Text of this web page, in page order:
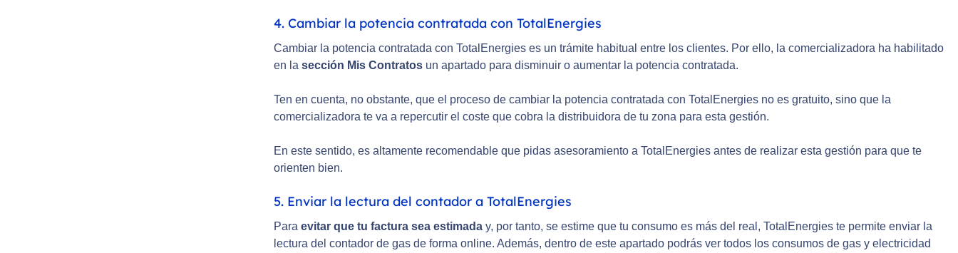
4. Cambiar la potencia contratada con TotalEnergies
Cambiar la potencia contratada con TotalEnergies es un trámite habitual entre los clientes. Por ello, la comercializadora ha habilitado
en la sección Mis Contratos un apartado para disminuir o aumentar la potencia contratada.
Ten en cuenta, no obstante, que el proceso de cambiar la potencia contratada con TotalEnergies no es gratuito, sino que la
comercializadora te va a repercutir el coste que cobra la distribuidora de tu zona para esta gestión.
En este sentido, es altamente recomendable que pidas asesoramiento a TotalEnergies antes de realizar esta gestión para que te
orienten bien.
5. Enviar la lectura del contador a TotalEnergies
Para evitar que tu factura sea estimada y, por tanto, se estime que tu consumo es más del real, TotalEnergies te permite enviar la
lectura del contador de gas de forma online. Además, dentro de este apartado podrás ver todos los consumos de gas y electricidad